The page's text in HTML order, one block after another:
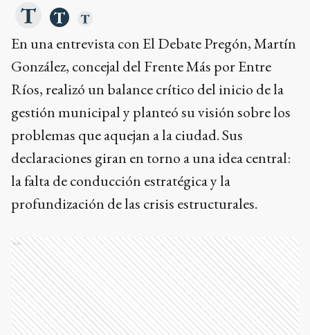
En una entrevista con El Debate Pregón, Martín
González, concejal del Frente Más por Entre
Ríos, realizó un balance crítico del inicio de la
gestión municipal y planteó su visión sobre los
problemas que aquejan a la ciudad. Sus
declaraciones giran en torno a una idea central:
la falta de conducción estratégica y la
profundización de las crisis estructurales.
Ads